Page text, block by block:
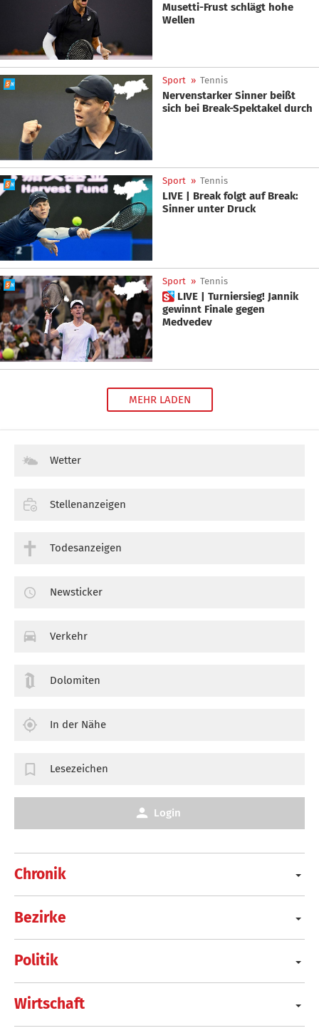
Musetti-Frust schlägt hohe
Wellen
Sport » Tennis
Nervenstarker Sinner beißt
sich bei Break-Spektakel durch
Sport » Tennis
LIVE | Break folgt auf Break:
Sinner unter Druck
Sport » Tennis
 LIVE | Turniersieg! Jannik
gewinnt Finale gegen
Medvedev
MEHR LADEN
Chronik
Bezirke
Politik
Wirtschaft
Wetter
Stellenanzeigen
Todesanzeigen
Newsticker
Verkehr
Dolomiten
In der Nähe
Lesezeichen
Login